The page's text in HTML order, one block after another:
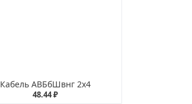
Кабель АВБбШвнг 2х4
48.44 ₽